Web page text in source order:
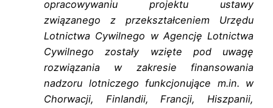
opracowywaniu projektu ustawy
związanego z przekształceniem Urzędu
Lotnictwa Cywilnego w Agencję Lotnictwa
Cywilnego zostały wzięte pod uwagę
rozwiązania w zakresie finansowania
nadzoru lotniczego funkcjonujące m.in. w
Chorwacji, Finlandii, Francji, Hiszpanii,